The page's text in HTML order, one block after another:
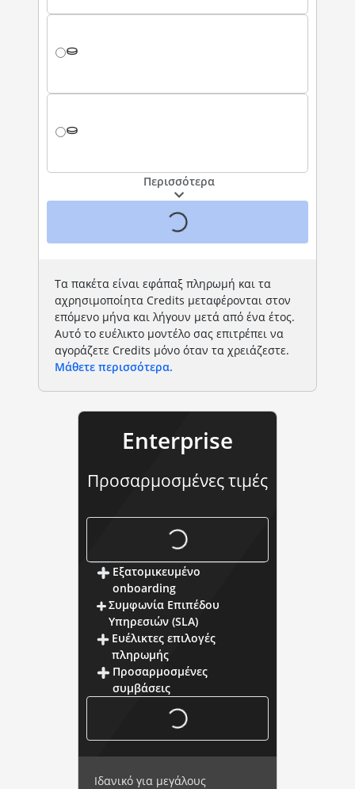
Περισσότερα
Τα πακέτα είναι εφάπαξ πληρωμή και τα
αχρησιμοποίητα Credits μεταφέρονται στον
επόμενο μήνα και λήγουν μετά από ένα έτος.
Αυτό το ευέλικτο μοντέλο σας επιτρέπει να
αγοράζετε Credits μόνο όταν τα χρειάζεστε.
Μάθετε περισσότερα.
Enterprise
Προσαρμοσμένες τιμές
Εξατομικευμένο
onboarding
Συμφωνία Επιπέδου
Υπηρεσιών (SLA)
Ευέλικτες επιλογές
πληρωμής
Προσαρμοσμένες
συμβάσεις
Ιδανικό για μεγάλους